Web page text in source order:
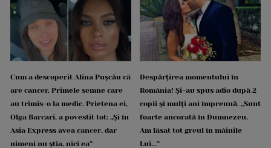
Cum a descoperit Alina Pușcău că
are cancer. Primele semne care
au trimis-o la medic. Prietena ei,
Olga Barcari, a povestit tot: „Și în
Asia Express avea cancer, dar
nimeni nu știa, nici ea”
Despărțirea momentului în
România! Și-au spus adio după 2
copii și mulți ani împreună. „Sunt
foarte ancorată în Dumnezeu.
Am lăsat tot greul în mâinile
Lui...”